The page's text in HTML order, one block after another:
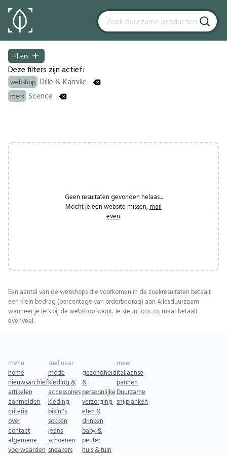
Filters
Filters
Deze filters zijn actief:
webshop Dille & Kamille
merk Scence
Geen resultaten gevonden helaas...
Mocht je een website missen, mail
even.
Een aantal van de webshops die voorkomen in de zoekresultaten betaalt
een klein bedrag (percentage van orderbedrag) aan Allesduurzaam
wanneer je iets bij de webshop koopt. Je steunt ons zo, maar betaalt
evenveel.
menu
home
nieuwsarchief
artikelen
aanmelden
criteria
over
contact
algemene
voorwaarden
snel naar
mode
kleding &
accessoires
kleding
bikini's
sokken
jeans
schoenen
sneakers
gezondheid
&
persoonlijke
verzorging
eten &
drinken
baby &
peuter
huis & tuin
meer
Italiaanse
pannen
Duurzame
snijplanken